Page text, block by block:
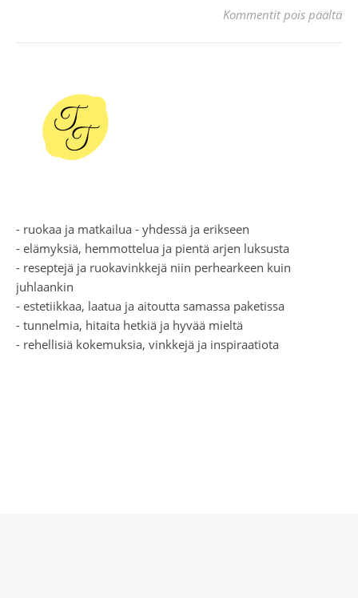
Kommentit pois päältä
- ruokaa ja matkailua - yhdessä ja erikseen
- elämyksiä, hemmottelua ja pientä arjen luksusta
- reseptejä ja ruokavinkkejä niin perhearkeen kuin
juhlaankin
- estetiikkaa, laatua ja aitoutta samassa paketissa
- tunnelmia, hitaita hetkiä ja hyvää mieltä
- rehellisiä kokemuksia, vinkkejä ja inspiraatiota